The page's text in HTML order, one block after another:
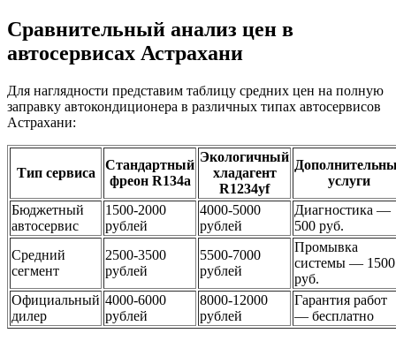
Сравнительный анализ цен в
автосервисах Астрахани
Для наглядности представим таблицу средних цен на полную
заправку автокондиционера в различных типах автосервисов
Астрахани:
Тип сервиса
Стандартный
фреон R134a
Экологичный
хладагент
R1234yf
услуги
Бюджетный
автосервис
1500-2000
рублей
4000-5000
рублей
Диагностика —
500 руб.
Средний
сегмент
2500-3500
рублей
5500-7000
рублей
Промывка
системы — 1500
руб.
Официальный
дилер
4000-6000
рублей
8000-12000
рублей
Гарантия работ
— бесплатно